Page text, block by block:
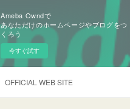
Ameba Owndで
あなただけのホームページやブログをつ
くろう
今すぐ試す
OFFICIAL WEB SITE